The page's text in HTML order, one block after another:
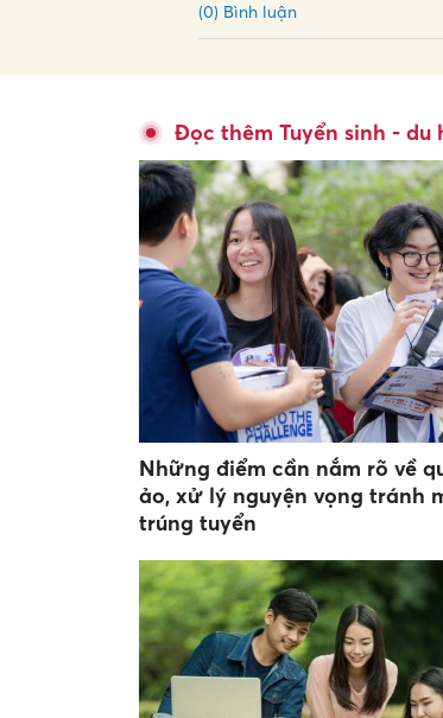
(0) Bình luận
Đọc thêm Tuyển sinh - du
Những điểm cần nắm rõ về
ảo, xử lý nguyện vọng tránh
trúng tuyển